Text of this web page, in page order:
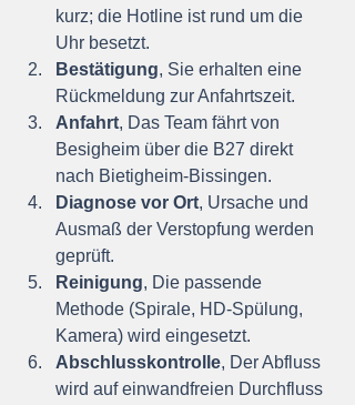
kurz; die Hotline ist rund um die
Uhr besetzt.
Bestätigung, Sie erhalten eine
Rückmeldung zur Anfahrtszeit.
Anfahrt, Das Team fährt von
Besigheim über die B27 direkt
nach Bietigheim-Bissingen.
Diagnose vor Ort, Ursache und
Ausmaß der Verstopfung werden
geprüft.
Reinigung, Die passende
Methode (Spirale, HD-Spülung,
Kamera) wird eingesetzt.
Abschlusskontrolle, Der Abfluss
wird auf einwandfreien Durchfluss